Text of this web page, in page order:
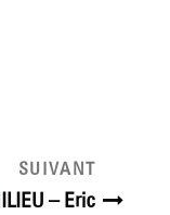
SUIVANT
– Eric